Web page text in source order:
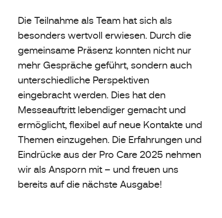
Die Teilnahme als Team hat sich als
besonders wertvoll erwiesen. Durch die
gemeinsame Präsenz konnten nicht nur
mehr Gespräche geführt, sondern auch
unterschiedliche Perspektiven
eingebracht werden. Dies hat den
Messeauftritt lebendiger gemacht und
ermöglicht, flexibel auf neue Kontakte und
Themen einzugehen. Die Erfahrungen und
Eindrücke aus der Pro Care 2025 nehmen
wir als Ansporn mit – und freuen uns
bereits auf die nächste Ausgabe!